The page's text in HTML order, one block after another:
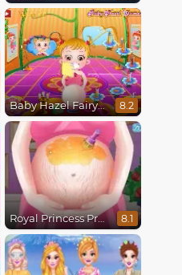
Baby Hazel Fairyland Ballet 8.2
Royal Princess Pregnant 8.1